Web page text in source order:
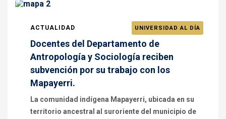
ACTUALIDAD UNIVERSIDAD AL DÍA
Docentes del Departamento de
Antropología y Sociología reciben
subvención por su trabajo con los
Mapayerri.
La comunidad indígena Mapayerri, ubicada en su
territorio ancestral al suroriente del municipio de